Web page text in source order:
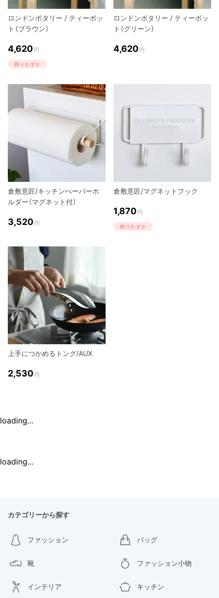
ロンドンポタリー / ティーポッ
ト（ブラウン）
4,620 円
残りわずか
ロンドンポタリー / ティーポッ
ト（グリーン）
4,620 円
倉敷意匠/キッチンぺーパーホ
ルダー（マグネット付）
3,520 円
倉敷意匠/マグネットフック
1,870 円
残りわずか
上手につかめるトング/AUX
2,530 円
loading...
loading...
カテゴリーから探す
ファッション バッグ
靴 ファッション小物
インテリア キッチン